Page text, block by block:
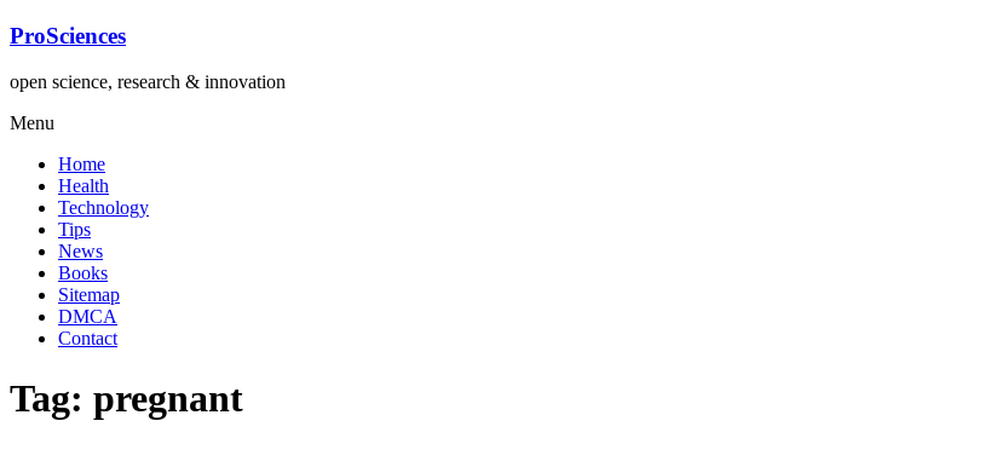
Lompat
konten
ProSciences
open science, research & innovation
Menu
Home
Health
Technology
Tips
News
Books
Sitemap
DMCA
Contact
Tag: pregnant